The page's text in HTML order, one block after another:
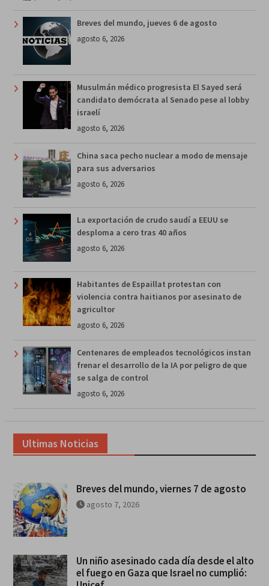
Breves del mundo, jueves 6 de agosto
agosto 6, 2026
Musulmán médico progresista El Sayed será
candidato demócrata al Senado pese al lobby
israelí
agosto 6, 2026
China saca pecho nuclear a modo de mensaje
para sus adversarios
agosto 6, 2026
La exportación de crudo saudí a EEUU se
desploma a cero tras 40 años
agosto 6, 2026
Habitantes de Espaillat protestan con
violencia contra haitianos por asesinato de
agricultor
agosto 6, 2026
Centenares de empleados tecnológicos instan
frenar el desarrollo de la IA por peligro de que
se salga de control
agosto 6, 2026
Ultimas Noticias
Breves del mundo, viernes 7 de agosto
agosto 7, 2026
Un niño asesinado cada día desde el alto
el fuego en Gaza que Israel no cumplió: